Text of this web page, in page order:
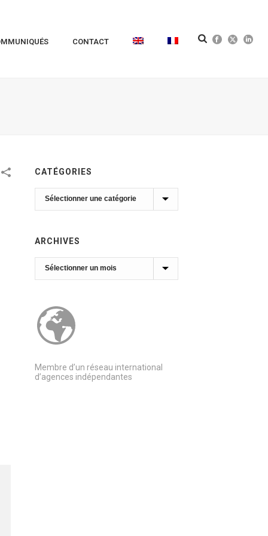
CONTACT
CATÉGORIES
Catégories
ARCHIVES
Archives
Membre d’un réseau international
d’agences indépendantes